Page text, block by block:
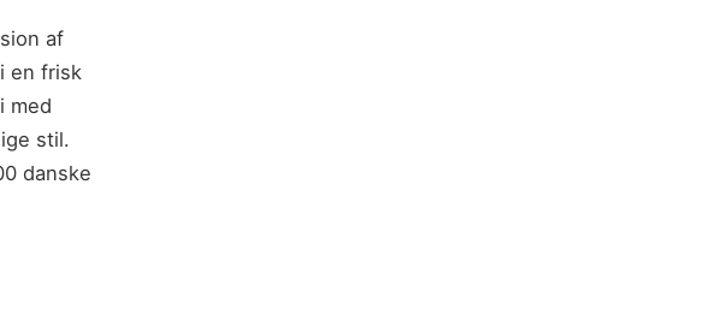
af
en frisk
med
stil.
danske